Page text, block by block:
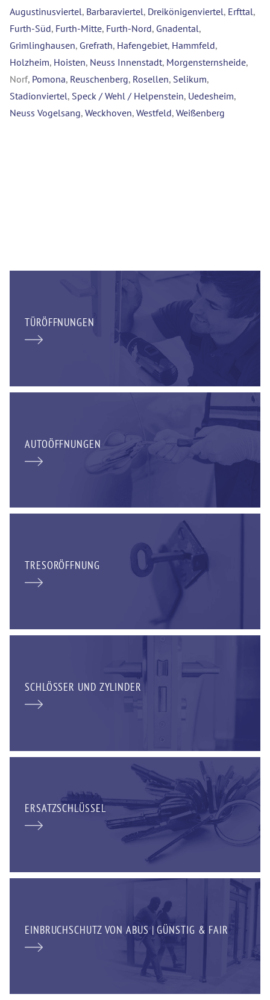
Augustinusviertel, Barbaraviertel, Dreikönigenviertel, Erfttal,
Furth-Süd, Furth-Mitte, Furth-Nord, Gnadental,
Grimlinghausen, Grefrath, Hafengebiet, Hammfeld,
Holzheim, Hoisten, Neuss Innenstadt, Morgensternsheide,
Norf, Pomona, Reuschenberg, Rosellen, Selikum,
Stadionviertel, Speck / Wehl / Helpenstein, Uedesheim,
Neuss Vogelsang, Weckhoven, Westfeld, Weißenberg
TÜRÖFFNUNGEN
AUTOÖFFNUNGEN
TRESORÖFFNUNG
SCHLÖSSER UND ZYLINDER
ERSATZSCHLÜSSEL
EINBRUCHSCHUTZ VON ABUS | GÜNSTIG & FAIR